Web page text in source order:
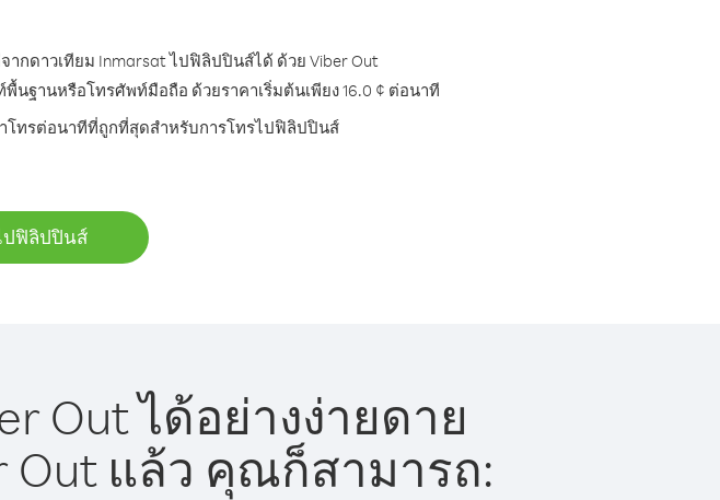
ดาวเทียม Inmarsat ไปฟิลิปปินส์ได้ ด้วย Viber Out
ฐานหรือโทรศัพท์มือถือ ด้วยราคาเริ่มต้นเพียง 16.0 ¢ ต่อนาที
โทรต่อนาทีที่ถูกที่สุดสำหรับการโทรไปฟิลิปปินส์
ปฟิลิปปินส์
Out ได้อย่างง่ายดาย
Out แล้ว คุณก็สามารถ: